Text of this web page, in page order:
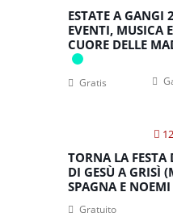
ESTATE A GANGI
EVENTI, MUSICA
CUORE DELLE
Gratis
TORNA LA FESTA
DI GESÙ A GRISÌ
SPAGNA E
Gratuito